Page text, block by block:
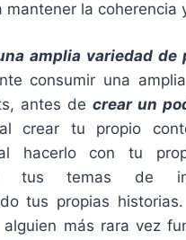
mantener la coherencia
amplia variedad de
consumir una
antes de crear un
crear tu propio
hacerlo con tu
tus temas de
tus propias
más rara vez